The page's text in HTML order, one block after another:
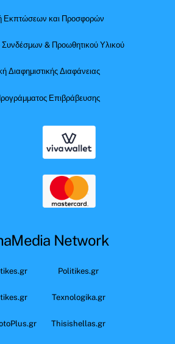
Εκπτώσεων και Προσφορών
& Προωθητικού Υλικού
Διαφημιστικής Διαφάνειας
Επιβράβευσης
Network
Politikes.gr
Texnologika.gr
Thisishellas.gr